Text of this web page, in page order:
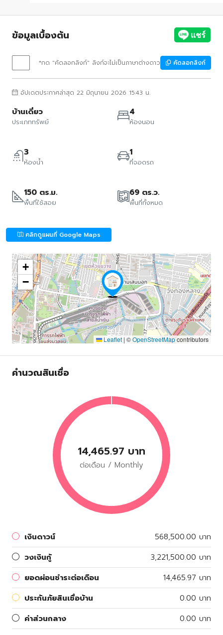
ข้อมูลเบื้องต้น
*กด "คัดลอกลิงก์" ลิงก์จะไม่เป็นภาษาต่างดาว คัดลอกลิงก์
อัปเดตประกาศล่าสุด 22 มิถุนายน 2026 15:43 น.
บ้านเดี่ยว
ประเภททรัพย์
4
ห้องนอน
3
ห้องน้ำ
1
ที่จอดรถ
150 ตร.ม.
พื้นที่ใช้สอย
69 ตร.ว.
พื้นที่ทั้งหมด
คลิกดูแผนที่ Google Maps
+
−
Leaflet | ©OpenStreetMapcontributors
คำนวณสินเชื่อ
14,465.97 บาท
ต่อเดือน / Monthly
เงินดาวน์
568,500.00 บาท
วงเงินกู้
3,221,500.00 บาท
ยอดผ่อนชำระต่อเดือน
14,465.97 บาท
ประกันภัยสินเชื่อบ้าน
0.00 บาท
ค่าส่วนกลาง
0.00 บาท